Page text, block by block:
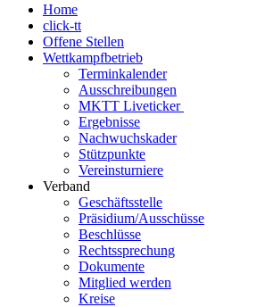
Home
click-tt
Offene Stellen
Wettkampfbetrieb
Terminkalender
Ausschreibungen
MKTT Liveticker
Ergebnisse
Nachwuchskader
Stützpunkte
Vereinsturniere
Verband
Geschäftsstelle
Präsidium/Ausschüsse
Beschlüsse
Rechtssprechung
Dokumente
Mitglied werden
Kreise